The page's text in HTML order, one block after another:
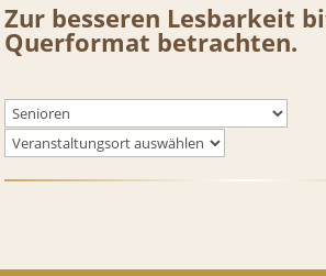
Zur besseren Lesbarkeit
Querformat betrachten.